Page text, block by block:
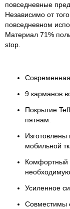
повседневные
Независимо от
повседневном
Материал 71%
stop.
9 карманов
Покрытие
пятнам.
Изготовлены
мобильной
Комфортный
необходимую
Усиленное
Совместимы